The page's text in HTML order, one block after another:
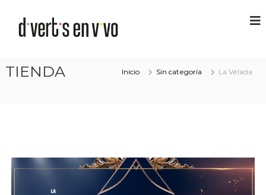
TIENDA Inicio Sin categoría La Velada